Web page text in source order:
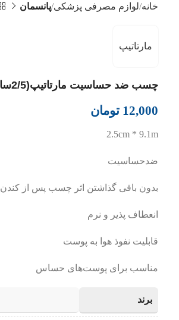
خانه لوازم مصرفی پزشکی پانسمان
مارتاتیپ
چسب ضد حساسیت مارتاتیپ(2/5سانت)
12,000 تومان
2.5cm * 9.1m
ضدحساسیت
بدون باقی گذاشتن اثر چسب پس از کندن
انعطاف پذیر و نرم
قابلیت نفوذ هوا به پوست
مناسب برای پوست‌های حساس
برند